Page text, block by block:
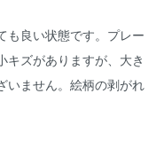
も良い状態です。プレー
キズがありますが、大き
いません。絵柄の剥がれ